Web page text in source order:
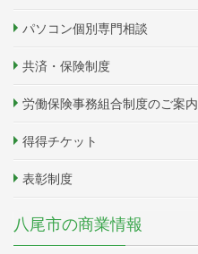
パソコン個別専門相談
共済・保険制度
労働保険事務組合制度のご案内
得得チケット
表彰制度
八尾市の商業情報